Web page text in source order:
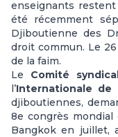
enseignants
été récemment
Djiboutienne des
droit commun. Le
de la faim.
Le Comité
l’Internationale de
djiboutiennes,
8e congrès mondial
Bangkok en juillet,